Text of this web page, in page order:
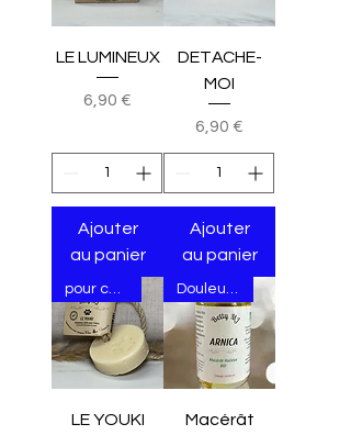
LE LUMINEUX
Prix
6,90 €
Ajouter
au panier
DETACHE-
MOI
Prix
6,90 €
Ajouter
au panier
LE YOUKI
Macérât